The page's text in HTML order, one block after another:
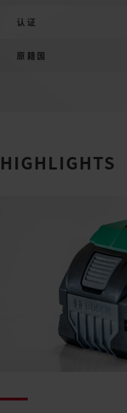
认证
原籍国
HIGHLIGHTS